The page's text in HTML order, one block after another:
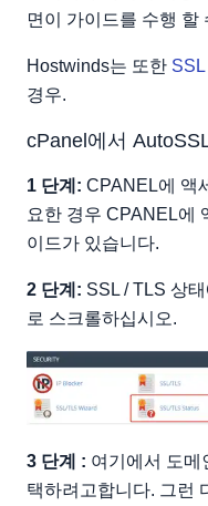
면이 가이드를 수행 할
Hostwinds는 또한 SSL
경우.
cPanel에서
1 단계: CPANEL에 액
요한 경우 CPANEL에
이드가 있습니다.
2 단계: SSL / TLS 상
로 스크롤하십시오.
3 단계 : 여기에서 도메
택하려고합니다. 그런